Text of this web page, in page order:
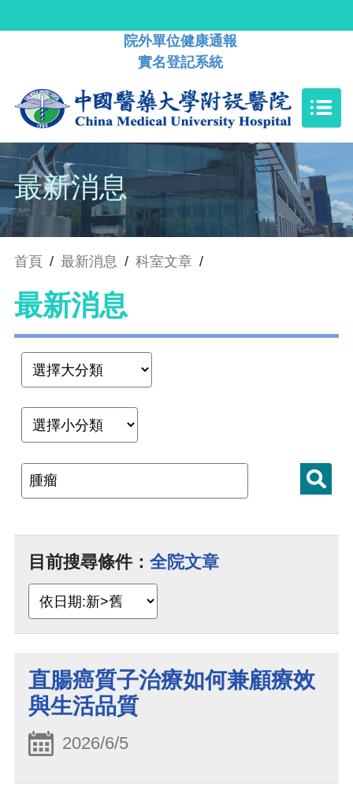
院外單位健康通報
實名登記系統
最新消息
首頁 / 最新消息 / 科室文章 /
最新消息
目前搜尋條件： 全院文章
直腸癌質子治療如何兼顧療效
與生活品質
2026/6/5